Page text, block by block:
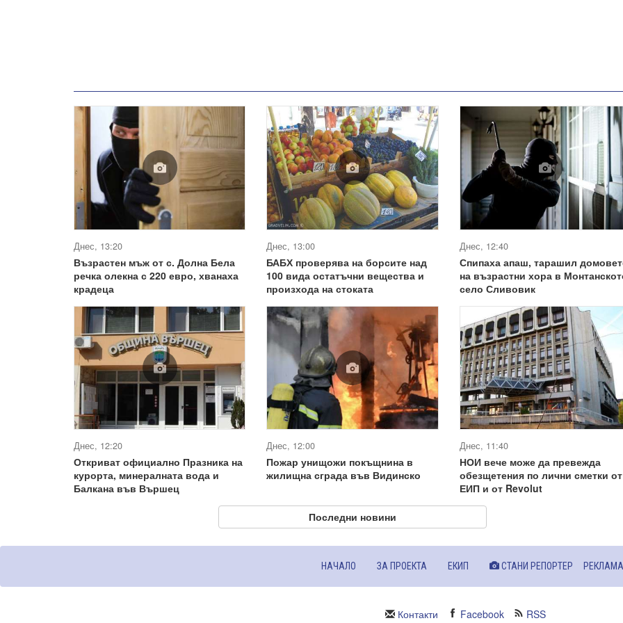
Днес, 13:20
Възрастен мъж от с. Долна Бела
речка олекна с 220 евро, хванаха
крадеца
Днес, 13:00
БАБХ проверява на борсите над
100 вида остатъчни вещества и
произхода на стоката
Днес, 12:40
Спипаха апаш, тарашил
на възрастни хора в
село Сливовик
Днес, 12:20
Откриват официално Празника на
курорта, минералната вода и
Балкана във Вършец
Днес, 12:00
Пожар унищожи покъщнина в
жилищна сграда във Видинско
Днес, 11:40
НОИ вече може да превежда
обезщетения по лични сметки от
ЕИП и от Revolut
Последни новини
НАЧАЛО ЗА ПРОЕКТА ЕКИП СТАНИ РЕПОРТЕР РЕКЛАМА
Контакти Facebook RSS